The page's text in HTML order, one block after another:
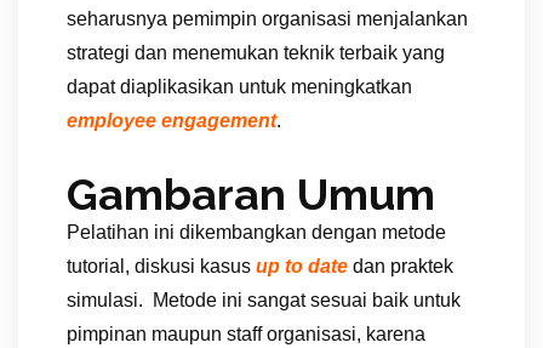
seharusnya pemimpin organisasi menjalankan
strategi dan menemukan teknik terbaik yang
dapat diaplikasikan untuk meningkatkan
employee engagement.
Gambaran Umum
Pelatihan ini dikembangkan dengan metode
tutorial, diskusi kasus up to date dan praktek
simulasi. Metode ini sangat sesuai baik untuk
pimpinan maupun staff organisasi, karena